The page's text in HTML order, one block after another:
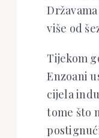
više od
Tijekom
Enzoani
cijela
tome što